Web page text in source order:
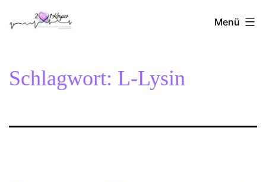
Inhalt2Herzen1Körper Menü
Schlagwort: L-Lysin